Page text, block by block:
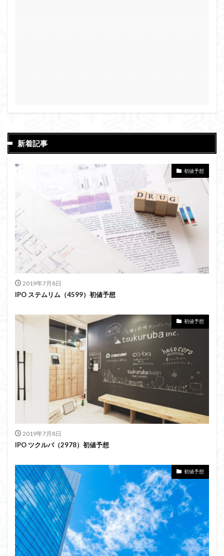
新着記事
初値予想
2019年7月8日
IPO ステムリム（4599）初値予想
初値予想
2019年7月8日
IPO ツクルバ（2978）初値予想
初値予想